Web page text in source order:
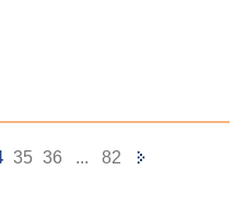
35 36 ... 82